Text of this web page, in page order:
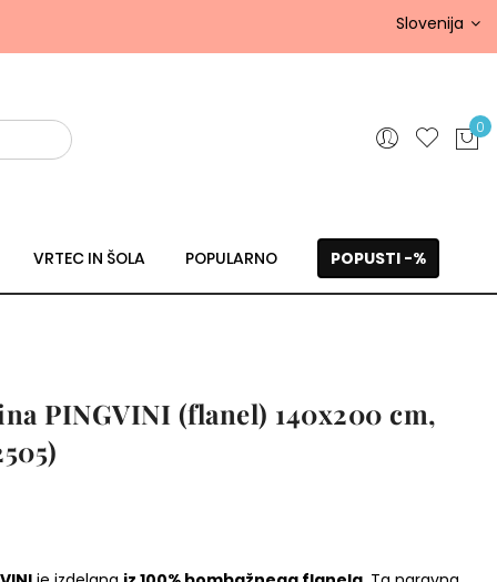
Slovenija
0
VRTEC IN ŠOLA POPULARNO POPUSTI -%
PINGVINI (flanel) 140x200 cm,